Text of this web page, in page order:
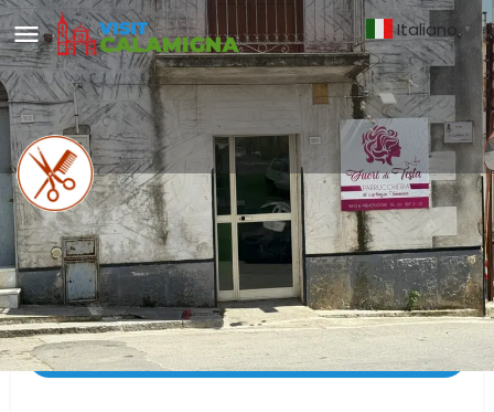
Fuori di Testa di Nunzia
Tumminia
DESCRIZIONE
Italiano ▼